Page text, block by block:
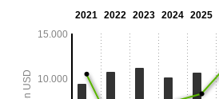
Zusammenhang mit der
verteilt sich geografisch wie folgt:
Kanada (62,4 %), Lateinamerika
Pazifik (13,4 %) sowie Europa (8,8